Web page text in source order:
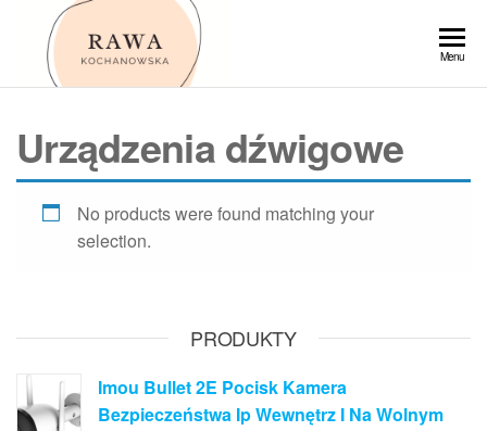
Przejdź
Menu
Urządzenia dźwigowe
No products were found matching your
selection.
PRODUKTY
Imou Bullet 2E Pocisk Kamera
Bezpieczeństwa Ip Wewnętrz I Na Wolnym